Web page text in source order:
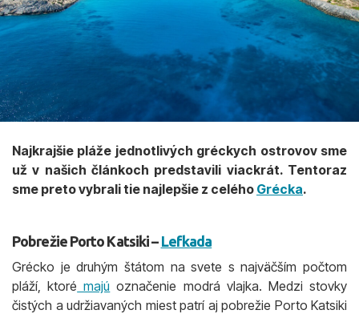
Najkrajšie pláže jednotlivých gréckych ostrovov sme
už v našich článkoch predstavili viackrát. Tentoraz
sme preto vybrali tie najlepšie z celého Grécka.
Pobrežie Porto Katsiki – Lefkada
Grécko je druhým štátom na svete s najväčším počtom
pláží, ktoré majú označenie modrá vlajka. Medzi stovky
čistých a udržiavaných miest patrí aj pobrežie Porto Katsiki